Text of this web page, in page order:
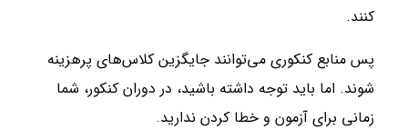
کنند.
پس منابع کنکوری می‌توانند جایگزین کلاس‌های پرهزینه
شوند. اما باید توجه داشته باشید، در دوران کنکور، شما
زمانی برای آزمون و خطا کردن ندارید.